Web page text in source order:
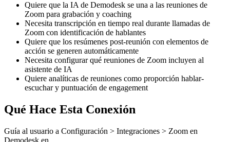
Quiere que la IA de Demodesk se una a las reuniones de
Zoom para grabación y coaching
Necesita transcripción en tiempo real durante llamadas de
Zoom con identificación de hablantes
Quiere que los resúmenes post-reunión con elementos de
acción se generen automáticamente
Necesita configurar qué reuniones de Zoom incluyen al
asistente de IA
Quiere analíticas de reuniones como proporción hablar-
escuchar y puntuación de engagement
Qué Hace Esta Conexión
Guía al usuario a Configuración > Integraciones > Zoom en
Demodesk en